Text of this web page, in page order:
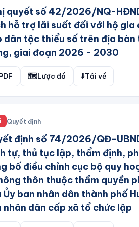
– Khen thưởng – Kỷ
– Phí – Lệ phí
tin – truyền thông
mại – Quảng cáo
phẩm – Dược phẩm
– Phòng, chống
lãng phí
Phòng
– ngân hàng
– Môi trường
– Hộ tịch
hành chính
đạo Trung ương các
trình mục tiêu quốc
đoạn 2021-2025
đạo Trung ương về
đạo Tổng điều tra
đạo công tác gia
Kon Tum
đạo công tác gia
Vĩnh Long
đạo dân số
đạo liên ngành Trung
quyết số 42/2026/NQ-
hỗ trợ lãi suất đối với hộ gia
dân tộc thiểu số trên địa bàn
giai đoạn 2026 - 2030
🗺️Lược đồ ⬇️Tải về
Quyết định
định số 74/2026/QĐ-
tự, thủ tục lập, thẩm định,
bố điều chỉnh cục bộ quy
thôn thuộc thẩm quyền
Ủy ban nhân dân thành phố
nhân dân cấp xã tổ chức lập